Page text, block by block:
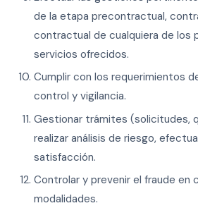
de la etapa precontractual,
contractual de cualquiera de los
servicios ofrecidos.
Cumplir con los requerimientos
control y vigilancia.
Gestionar trámites (solicitudes,
realizar análisis de riesgo,
satisfacción.
Controlar y prevenir el fraude en
modalidades.